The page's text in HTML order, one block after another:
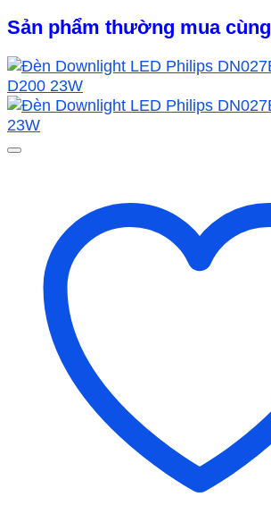
Sản phẩm thường mua cùng